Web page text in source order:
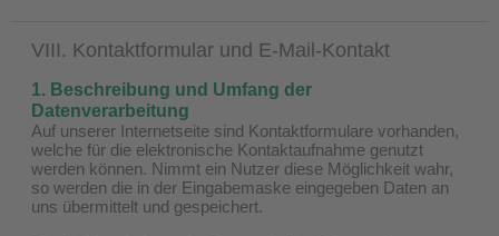
VIII. Kontaktformular und E-Mail-Kontakt
1. Beschreibung und Umfang der
Datenverarbeitung
Auf unserer Internetseite sind Kontaktformulare vorhanden,
welche für die elektronische Kontaktaufnahme genutzt
werden können. Nimmt ein Nutzer diese Möglichkeit wahr,
so werden die in der Eingabemaske eingegeben Daten an
uns übermittelt und gespeichert.